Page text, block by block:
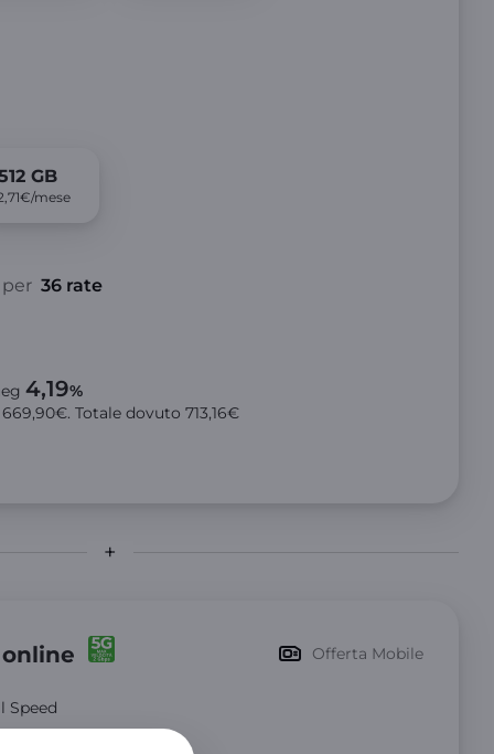
GB
mese
per 36 rate
4,19%
669,90€. Totale dovuto 713,16€
Offerta Mobile
Speed